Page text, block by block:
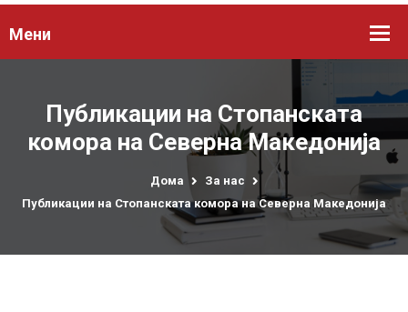
Мени
Публикации на Стопанската
комора на Северна Македонија
Дома
За нас
Публикации на Стопанската комора на Северна Македонија